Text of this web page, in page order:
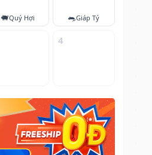
🐖Quý Hợi 🐀Giáp Tý
4